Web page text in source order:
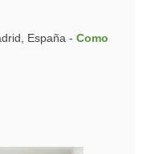
España - Como